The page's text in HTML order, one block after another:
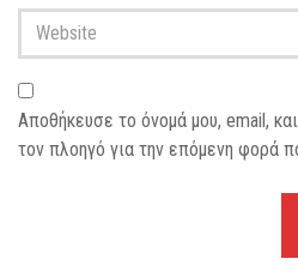
Address*
Website
Αποθήκευσε το όνομά μου, email,
τον πλοηγό για την επόμενη φορά